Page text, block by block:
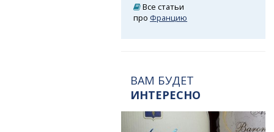
Все статьи
про Францию
ВАМ БУДЕТ
ИНТЕРЕСНО